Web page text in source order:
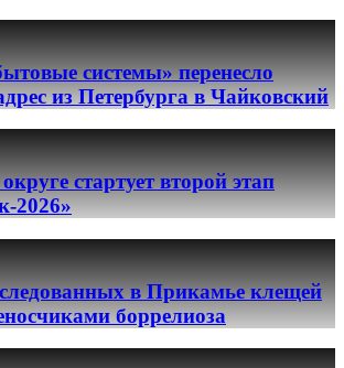
системы» перенесло
из Петербурга в Чайковский
стартует второй этап
2026»
в Прикамье клещей
боррелиоза